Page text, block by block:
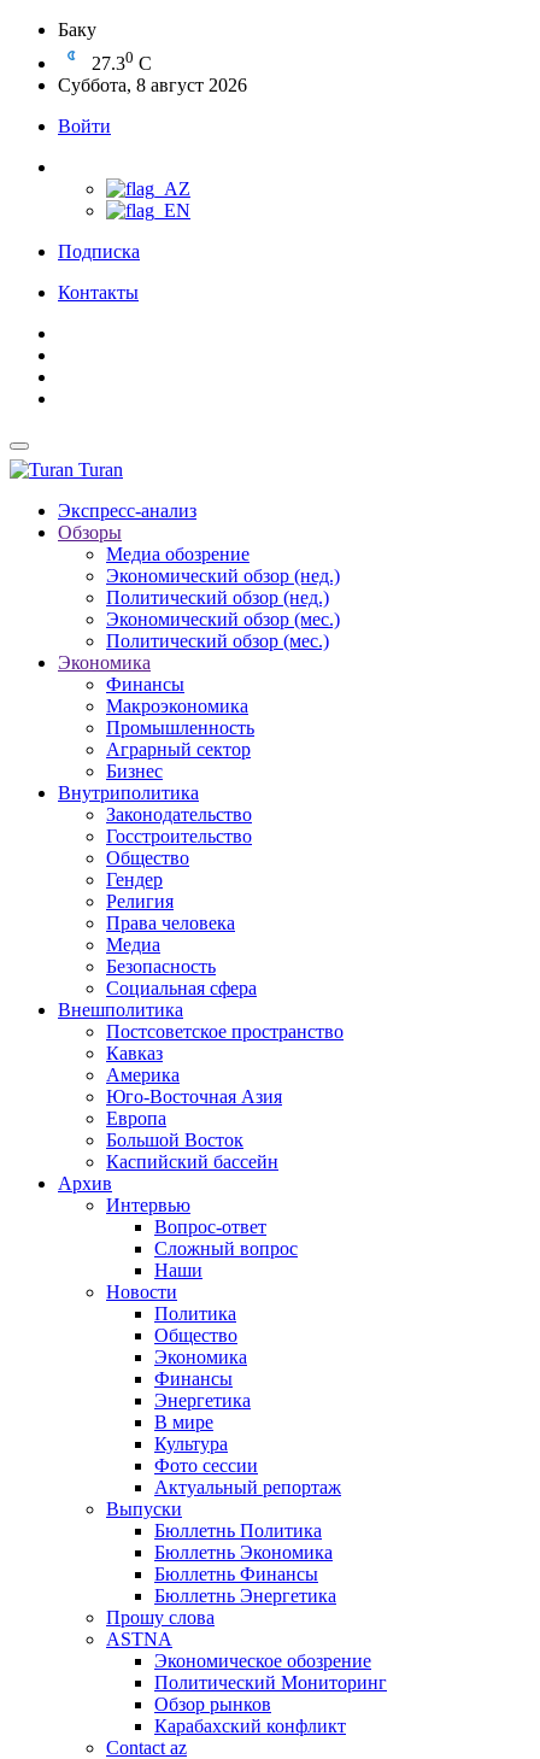
Баку
27.30 C
Суббота, 8 август 2026
Войти
Подписка
Контакты
Turan
Экспресс-анализ
Обзоры
Медиа обозрение
Экономический обзор (нед.)
Политический обзор (нед.)
Экономический обзор (мес.)
Политический обзор (мес.)
Экономика
Финансы
Макроэкономика
Промышленность
Аграрный сектор
Бизнес
Внутриполитика
Законодательство
Госстроительство
Общество
Гендер
Религия
Права человека
Медиа
Безопасность
Социальная сфера
Внешполитика
Постсоветское пространство
Кавказ
Америка
Юго-Восточная Азия
Европа
Большой Восток
Каспийский бассейн
Архив
Интервью
Вопрос-ответ
Сложный вопрос
Наши
Новости
Политика
Общество
Экономика
Финансы
Энергетика
В мире
Культура
Фото сессии
Актуальный репортаж
Выпуски
Бюллетнь Политика
Бюллетнь Экономика
Бюллетнь Финансы
Бюллетнь Энергетика
Прошу слова
ASTNA
Экономическое обозрение
Политический Мониторинг
Обзор рынков
Карабахский конфликт
Contact az